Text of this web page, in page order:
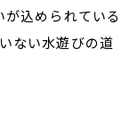
が込められている
ない水遊びの道